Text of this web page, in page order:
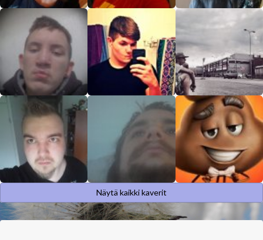
Näytä kaikki kaverit